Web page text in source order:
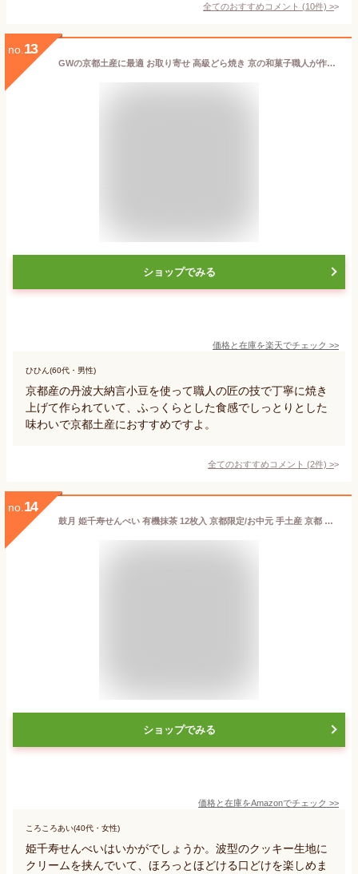
全てのおすすめコメント (10件) >
no. 13
GWの京都土産に最適 お取り寄せ 高級どら焼き 京の和菓子職人が作る 大人リッチな【くりーむ小町 小豆（あずき）5個入】本州送料込／クール冷凍便 土日も休まず工場にて製造・発送【ギフト対応包装・のし承ります】どらやきの 京阿月（きょうあずき）贈り物 老舗の手みやげ
ショップでみる
価格と在庫を楽天でチェック >>
ひひん(60代・男性)
京都産の丹波大納言小豆を使って職人の匠の技で丁寧に焼き
上げて作られていて、ふっくらとした食感でしっとりとした
味わいで京都土産におすすめですよ。
全てのおすすめコメント (2件) >
no. 14
鼓月 姫千寿せんべい 有機抹茶 12枚入 京都限定/お中元 手土産 京都 和菓子 ギフト お礼 お祝い お返し お供え
ショップでみる
価格と在庫をAmazonでチェック >>
ころころあい(40代・女性)
姫千寿せんべいはいかがでしょうか。波型のクッキー生地に
クリームを挟んでいて、ほろっとほどける口どけを楽しめま